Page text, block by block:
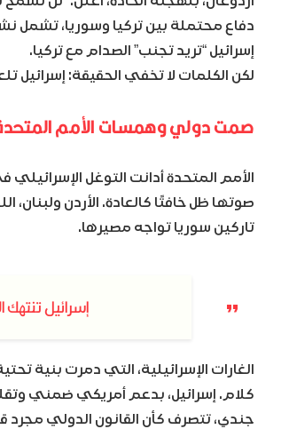
إسرائيل “تريد تجنب” الصدام مع تركيا.
لكن الكلمات لا تخفي الحقيقة: إسرائيل
صمت دولي وهمسات الأمم
صوتها ظل خافتًا كالعادة. الأردن
تاركين سوريا تواجه مصيرها.
إسرائيل
الغارات الإسرائيلية، التي دمرت بنية
كلام. إسرائيل، بدعم أمريكي ضمني
جندي، تتصرف كأن القانون الدولي مجرد